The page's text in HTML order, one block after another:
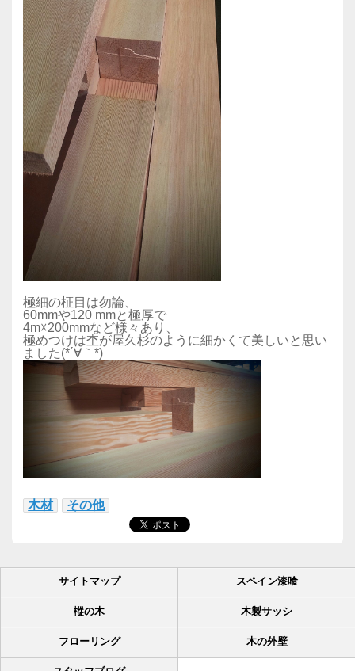
極細の柾目は勿論、
60mmや120 mmと極厚で
4m☓200mmなど様々あり、
極めつけは杢が屋久杉のように細かくて美しいと思い
ました(*´∀｀*)
木材 その他
サイトマップ スペイン漆喰
樅の木 木製サッシ
フローリング 木の外壁